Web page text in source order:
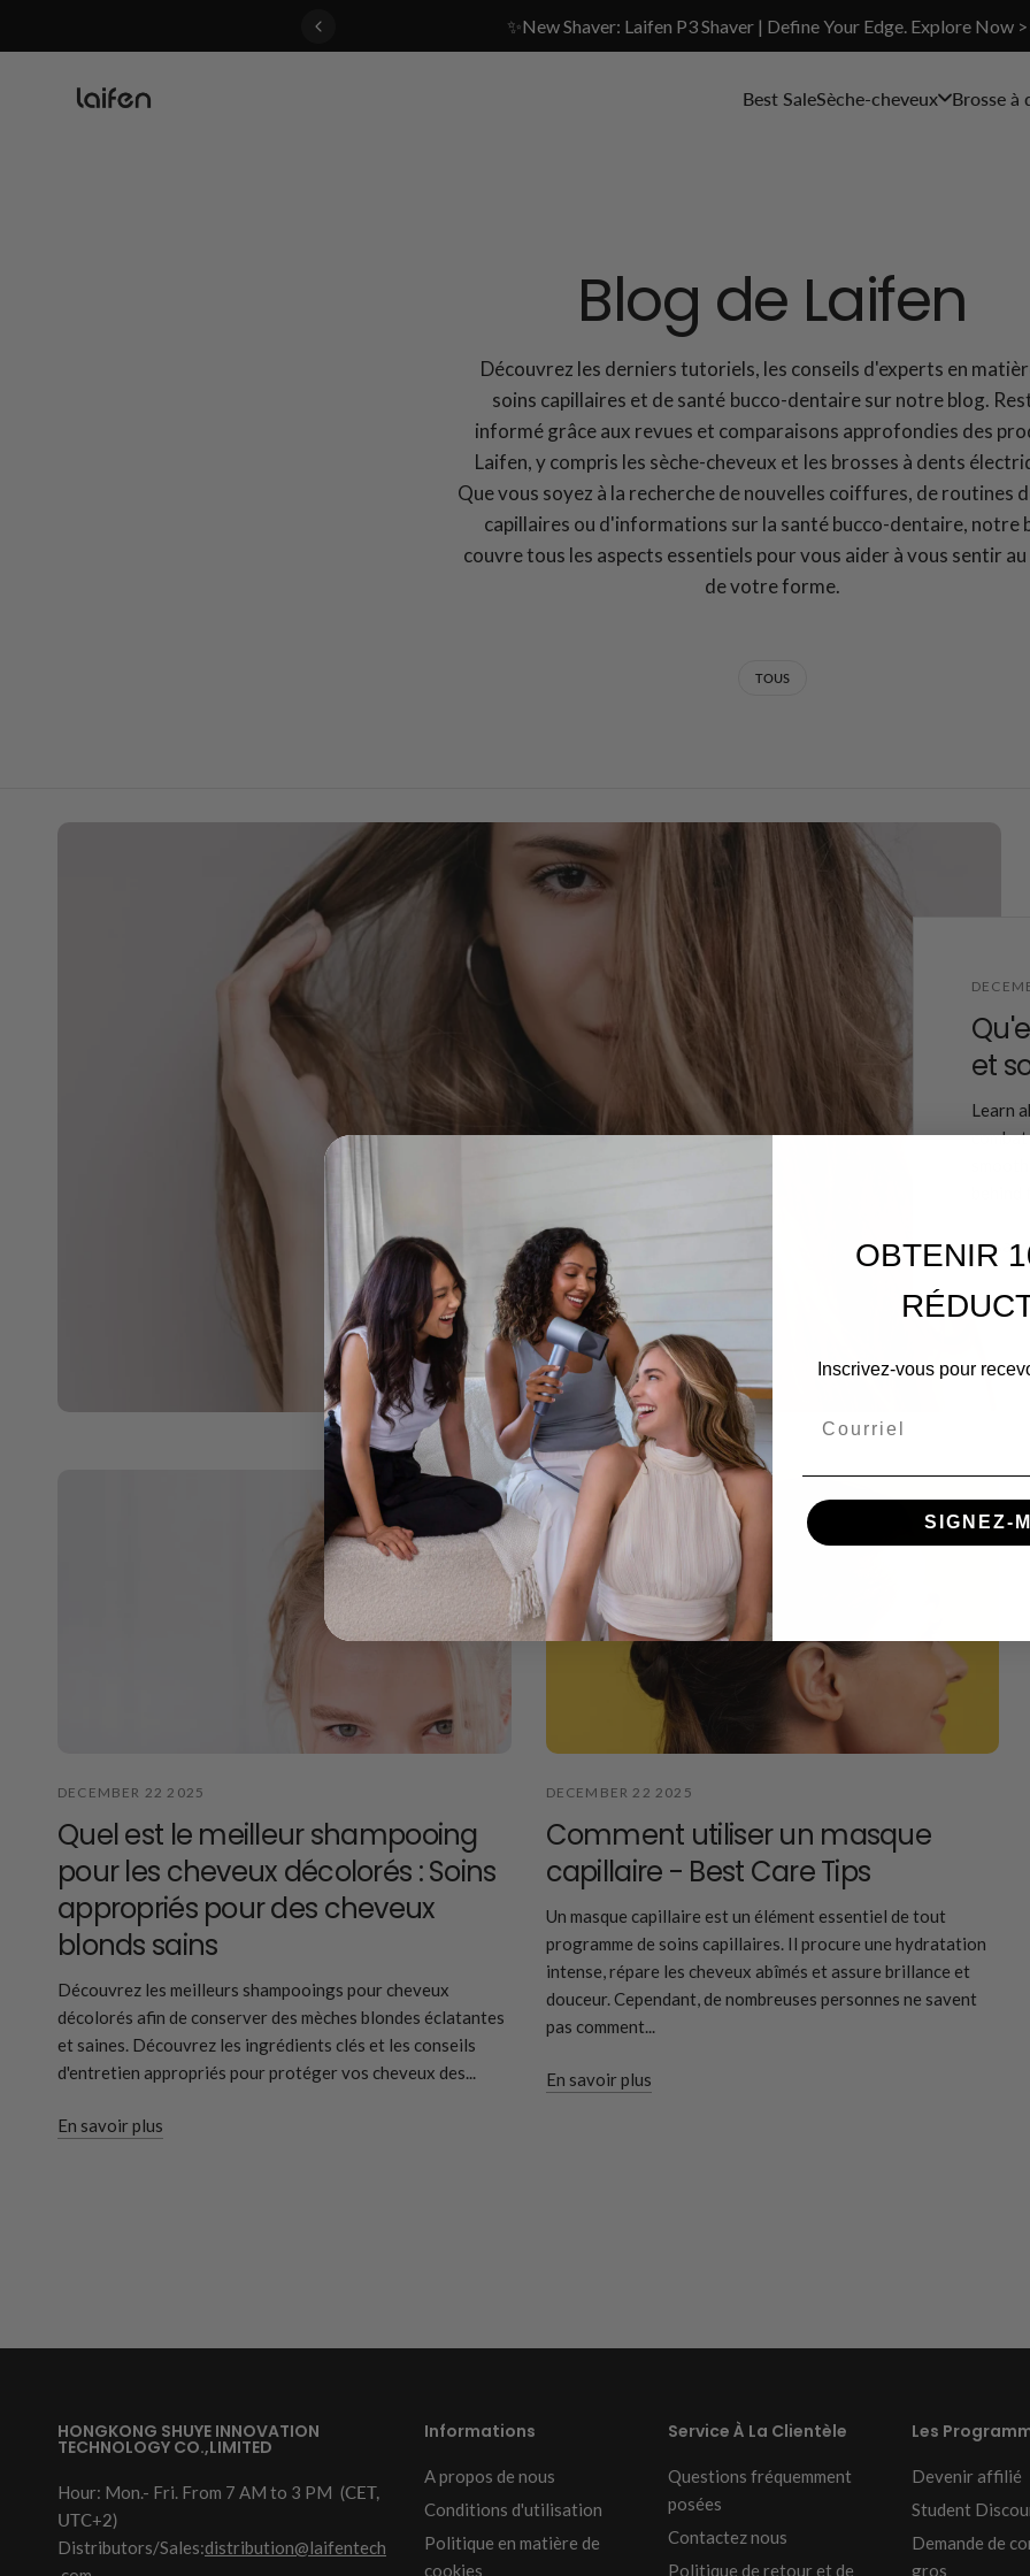
✨New Shaver: Laifen P3 Shaver | Define Your Edge. Explore Now
Best SaleSèche-cheveux Brosse à
Blog de Laifen
Découvrez les derniers tutoriels, les conseils d'experts en
soins capillaires et de santé bucco-dentaire sur notre blog.
informé grâce aux revues et comparaisons approfondies des
Laifen, y compris les sèche-cheveux et les brosses à dents
Que vous soyez à la recherche de nouvelles coiffures, de routines
capillaires ou d'informations sur la santé bucco-dentaire, notre
couvre tous les aspects essentiels pour vous aider à vous sentir
de votre forme.
TOUS
et
Learn
En
DECEMBER 22 2025
Quel est le meilleur shampooing
pour les cheveux décolorés : Soins
appropriés pour des cheveux
blonds sains
Découvrez les meilleurs shampooings pour cheveux
décolorés afin de conserver des mèches blondes éclatantes
et saines. Découvrez les ingrédients clés et les conseils
d'entretien appropriés pour protéger vos cheveux des...
En savoir plus
DECEMBER 22 2025
Comment utiliser un masque
capillaire - Best Care Tips
Un masque capillaire est un élément essentiel de tout
programme de soins capillaires. Il procure une hydratation
intense, répare les cheveux abîmés et assure brillance et
douceur. Cependant, de nombreuses personnes ne savent
pas comment...
En savoir plus
HONGKONG SHUYE INNOVATION
TECHNOLOGY CO.,LIMITED
Hour: Mon.- Fri. From 7 AM to 3 PM (CET,
UTC+2)
Distributors/Sales:distribution@laifentech
Informations
A propos de nous
Conditions d'utilisation
Politique en matière de
cookies
Service À La Clientèle
Questions fréquemment
posées
Contactez nous
Politique de retour et de
Les
Devenir affilié
Student
Demande de
gros
OBTENIR
Inscrivez-vous pour
SIGNEZ-